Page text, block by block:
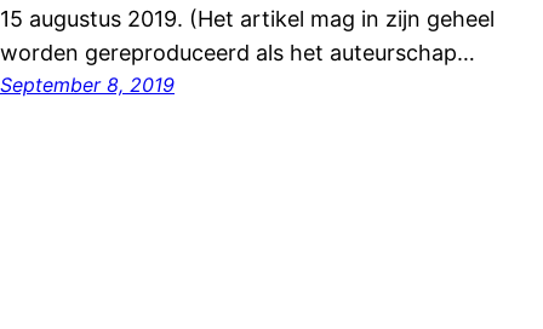
15 augustus 2019. (Het artikel mag in zijn geheel
worden gereproduceerd als het auteurschap…
September 8, 2019